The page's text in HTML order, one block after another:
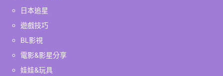
日本追星
遊戲技巧
BL影視
電影&影星分享
娃娃&玩具